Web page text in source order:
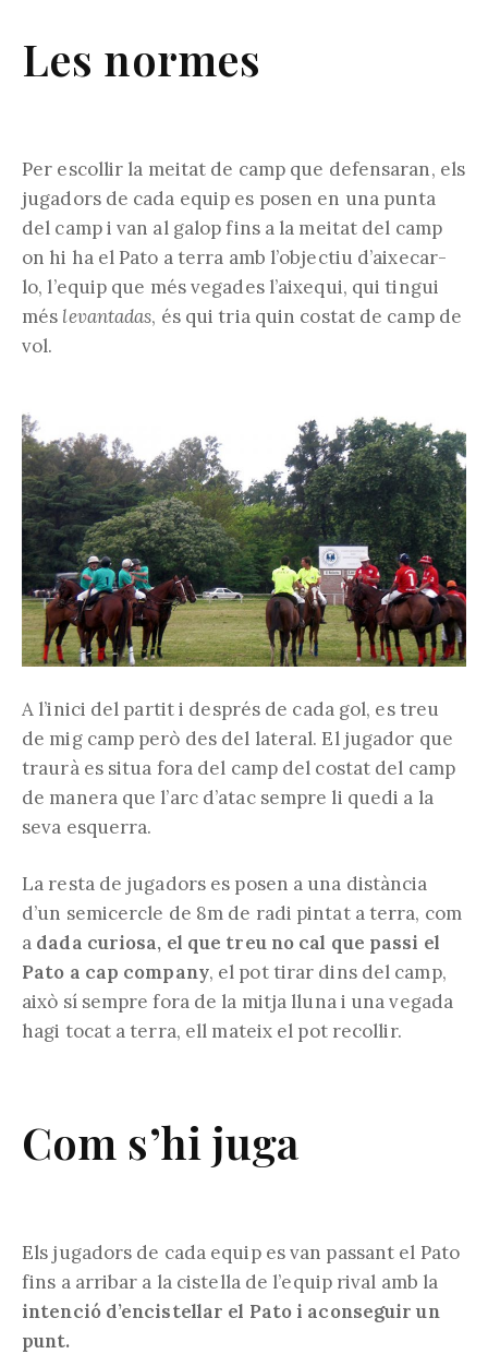
Les normes
Per escollir la meitat de camp que defensaran, els
jugadors de cada equip es posen en una punta
del camp i van al galop fins a la meitat del camp
on hi ha el Pato a terra amb l’objectiu d’aixecar-
lo, l’equip que més vegades l’aixequi, qui tingui
més levantadas, és qui tria quin costat de camp de
vol.
A l’inici del partit i després de cada gol, es treu
de mig camp però des del lateral. El jugador que
traurà es situa fora del camp del costat del camp
de manera que l’arc d’atac sempre li quedi a la
seva esquerra.
La resta de jugadors es posen a una distància
d’un semicercle de 8m de radi pintat a terra, com
a dada curiosa, el que treu no cal que passi el
Pato a cap company, el pot tirar dins del camp,
això sí sempre fora de la mitja lluna i una vegada
hagi tocat a terra, ell mateix el pot recollir.
Com s’hi juga
Els jugadors de cada equip es van passant el Pato
fins a arribar a la cistella de l’equip rival amb la
intenció d’encistellar el Pato i aconseguir un
punt.